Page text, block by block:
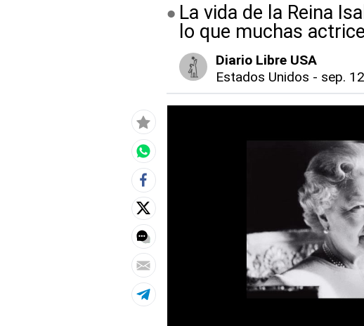
La vida de la Reina
lo que muchas
Diario Libre USA
Estados Unidos - sep.